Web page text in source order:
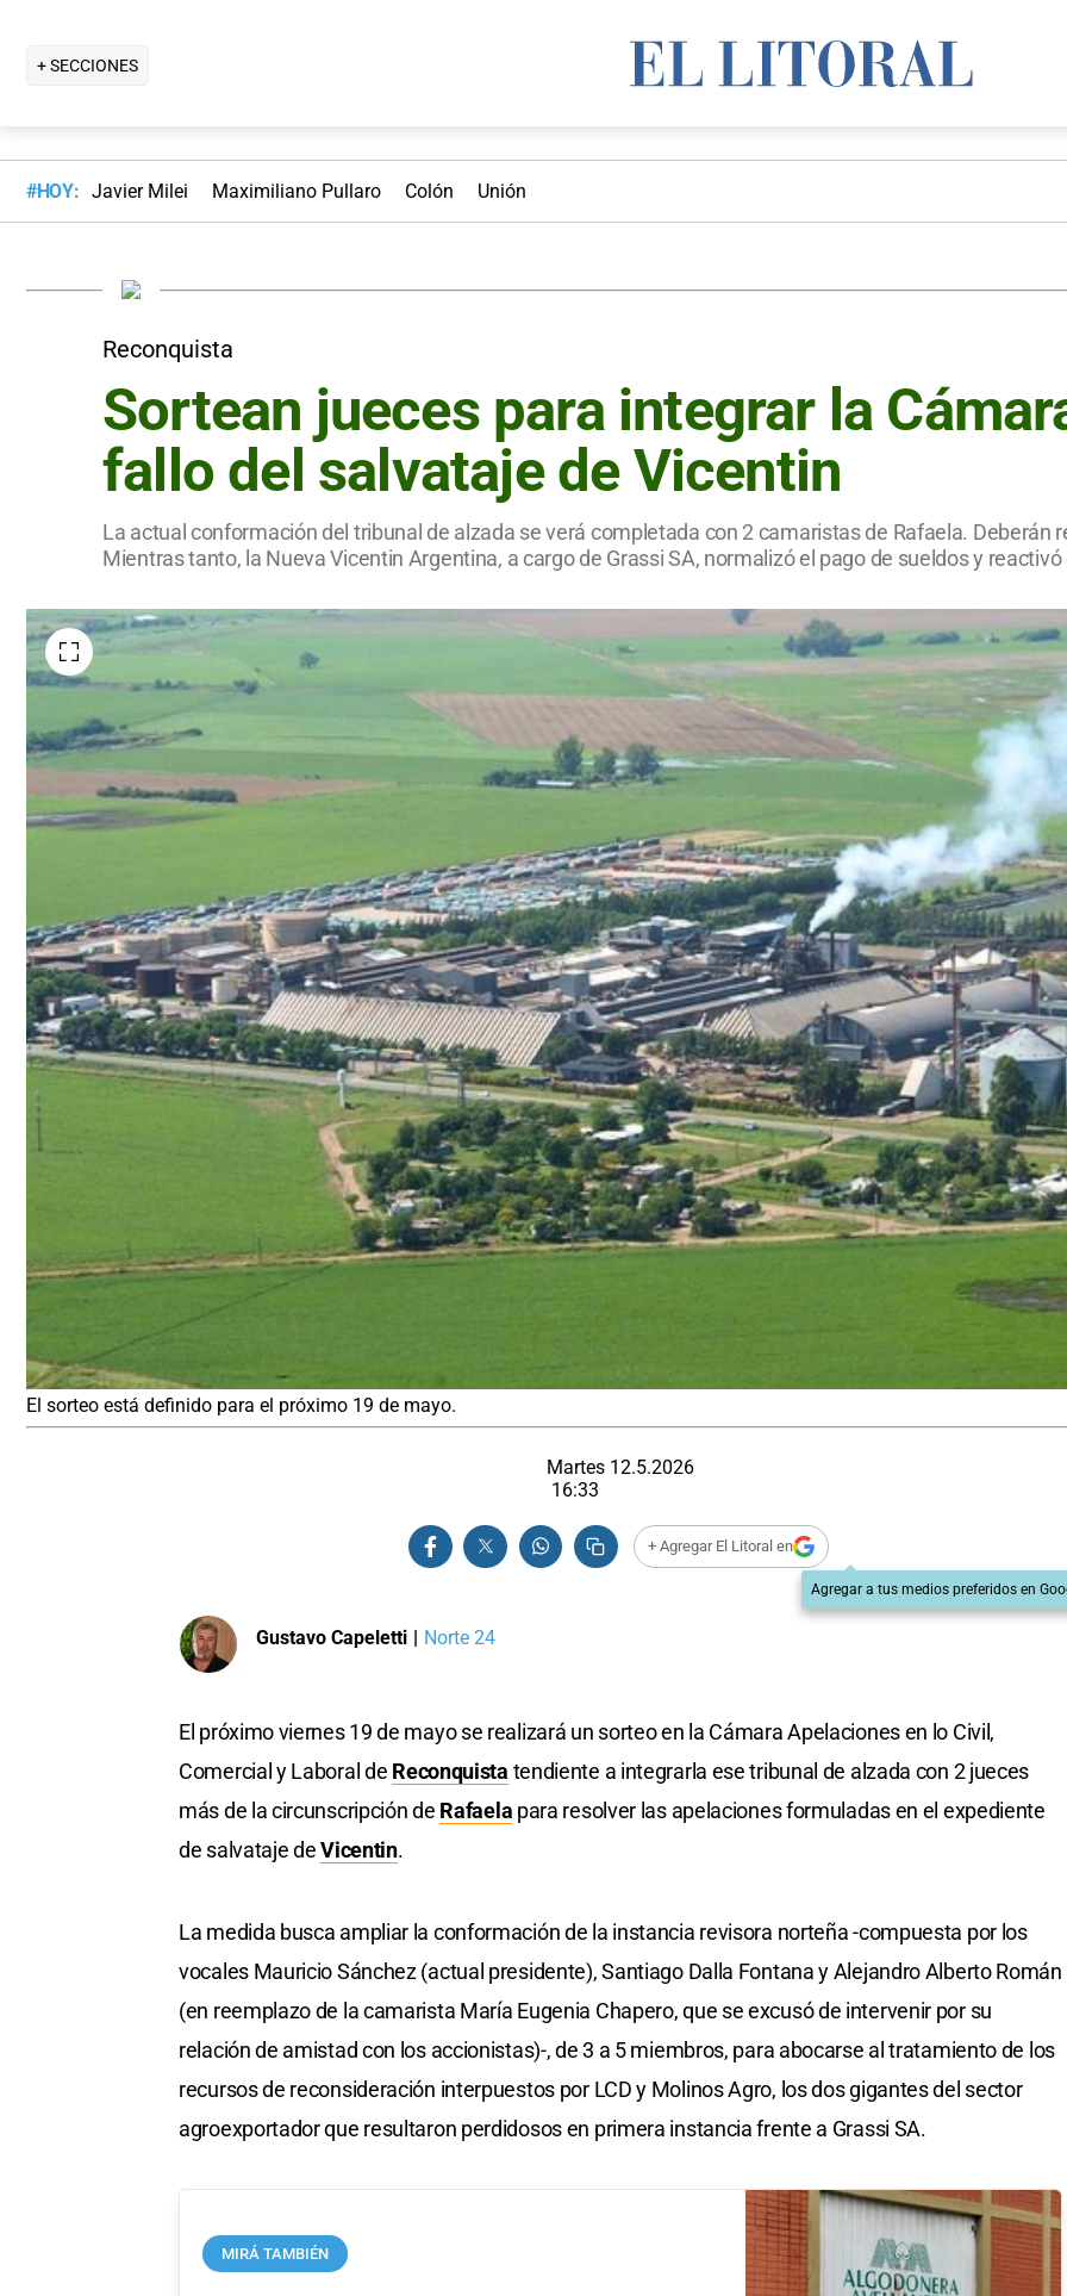
+ SECCIONES
#HOY: Javier Milei Maximiliano Pullaro Colón Unión
Reconquista
Sortean jueces para integrar la
fallo del salvataje de Vicentin
La actual conformación del tribunal de alzada se verá completada con 2 camaristas de Rafaela. Deberán
Mientras tanto, la Nueva Vicentin Argentina, a cargo de Grassi SA, normalizó el pago de sueldos y
El sorteo está definido para el próximo 19 de mayo.
Martes 12.5.2026
16:33
+ Agregar El Litoral en
Agregar a tus medios preferidos en
Gustavo Capeletti | Norte 24
El próximo viernes 19 de mayo se realizará un sorteo en la Cámara Apelaciones en lo Civil,
Comercial y Laboral de Reconquista tendiente a integrarla ese tribunal de alzada con 2 jueces
más de la circunscripción de Rafaela para resolver las apelaciones formuladas en el expediente
de salvataje deVicentin.
La medida busca ampliar la conformación de la instancia revisora norteña -compuesta por los
vocales Mauricio Sánchez (actual presidente), Santiago Dalla Fontana y Alejandro Alberto Román
(en reemplazo de la camarista María Eugenia Chapero, que se excusó de intervenir por su
relación de amistad con los accionistas)-, de 3 a 5 miembros, para abocarse al tratamiento de los
recursos de reconsideración interpuestos por LCD y Molinos Agro, los dos gigantes del sector
agroexportador que resultaron perdidosos en primera instancia frente a Grassi SA.
MIRÁ TAMBIÉN